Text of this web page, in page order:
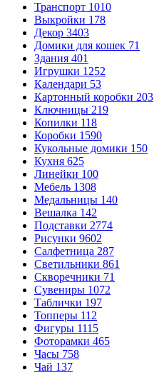
Транспорт 1010
Выкройки 178
Декор 3403
Домики для кошек 71
Здания 401
Игрушки 1252
Календари 53
Картонный коробки 203
Ключницы 219
Копилки 118
Коробки 1590
Кукольные домики 150
Кухня 625
Линейки 100
Мебель 1308
Медальницы 140
Вешалка 142
Подставки 2774
Рисунки 9602
Салфетница 287
Светильники 861
Скворечники 71
Сувениры 1072
Таблички 197
Топперы 112
Фигуры 1115
Фоторамки 465
Часы 758
Чай 137